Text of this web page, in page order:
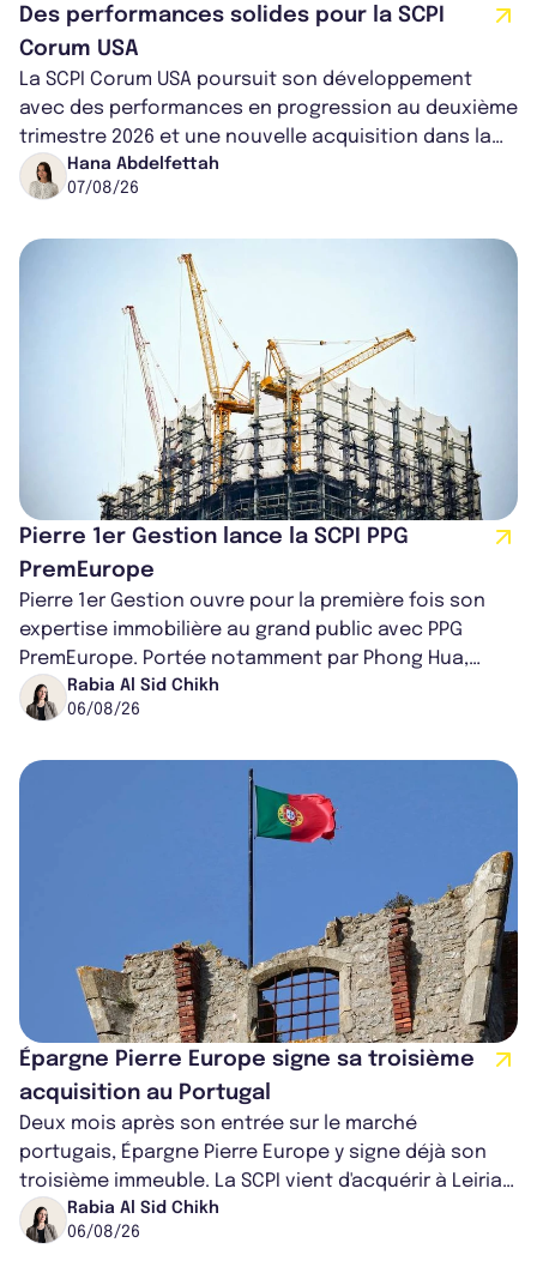
Des performances solides pour la SCPI
Corum USA
La SCPI Corum USA poursuit son développement
avec des performances en progression au deuxième
trimestre 2026 et une nouvelle acquisition dans la
région de Chicago. Entre hausse de...
Hana Abdelfettah
07/08/26
Pierre 1er Gestion lance la SCPI PPG
PremEurope
Pierre 1er Gestion ouvre pour la première fois son
expertise immobilière au grand public avec PPG
PremEurope. Portée notamment par Phong Hua,
ancien directeur des investissements d...
Rabia Al Sid Chikh
06/08/26
Épargne Pierre Europe signe sa troisième
acquisition au Portugal
Deux mois après son entrée sur le marché
portugais, Épargne Pierre Europe y signe déjà son
troisième immeuble. La SCPI vient d'acquérir à Leiria,
dans le centre du pays, un établis...
Rabia Al Sid Chikh
06/08/26